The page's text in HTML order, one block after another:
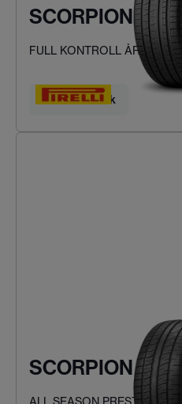
SCORPION
FULL KONTROLL ÅRET
Hitta ditt däck
SCORPION